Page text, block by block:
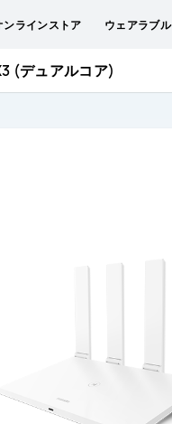
ンラインストア ウェアラブル
(デュアルコア)